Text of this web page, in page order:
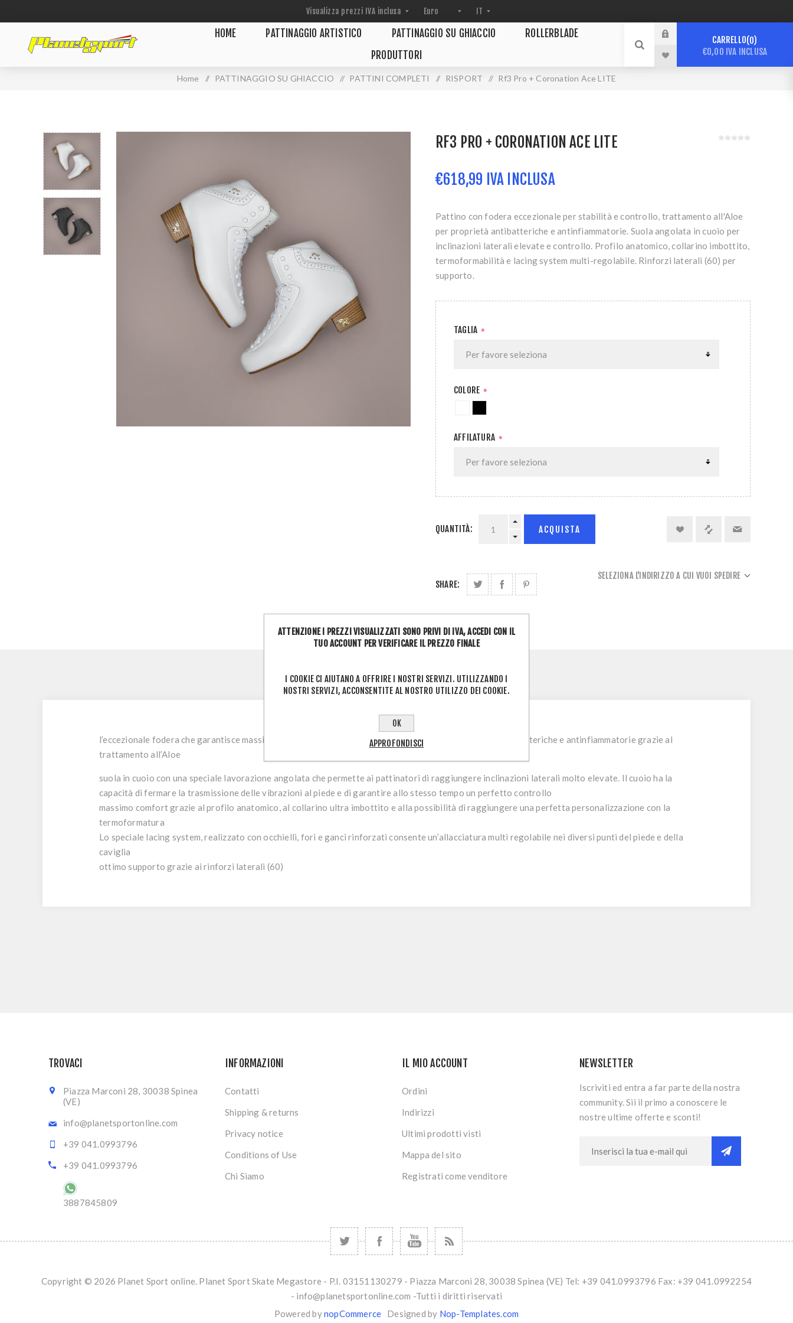
HOME PATTINAGGIO ARTISTICO PATTINAGGIO SU GHIACCIO
ROLLERBLADE
PRODUTTORI
CARRELLO 0
€0,00 IVA INCLUSA
Home / PATTINAGGIO SU GHIACCIO / PATTINI COMPLETI / RISPORT / Rf3 Pro + Coronation Ace LITE
RF3 PRO + CORONATION ACE LITE
€618,99 IVA INCLUSA
Pattino con fodera eccezionale per stabilità e controllo, trattamento all'Aloe
per proprietà antibatteriche e antinfiammatorie. Suola angolata in cuoio per
inclinazioni laterali elevate e controllo. Profilo anatomico, collarino imbottito,
termoformabilità e lacing system multi-regolabile. Rinforzi laterali (60) per
supporto.
TAGLIA *
COLORE *
AFFILATURA *
QUANTITÀ: ACQUISTA
SHARE:
SELEZIONA L'INDIRIZZO A CUI VUOI SPEDIRE
OVERVIEW REVIEWS CONTATTACI
l’eccezionale fodera che garantisce massima stabilità e massimo controllo del pattino, con proprietà antibatteriche e antinfiammatorie grazie al
trattamento all’Aloe
suola in cuoio con una speciale lavorazione angolata che permette ai pattinatori di raggiungere inclinazioni laterali molto elevate. Il cuoio ha la
capacità di fermare la trasmissione delle vibrazioni al piede e di garantire allo stesso tempo un perfetto controllo
massimo comfort grazie al profilo anatomico, al collarino ultra imbottito e alla possibilità di raggiungere una perfetta personalizzazione con la
termoformatura
Lo speciale lacing system, realizzato con occhielli, fori e ganci rinforzati consente un’allacciatura multi regolabile nei diversi punti del piede e della
caviglia
ottimo supporto grazie ai rinforzi laterali (60)
TROVACI
Piazza Marconi 28, 30038 Spinea
(VE)
info@planetsportonline.com
+39 041.0993796
+39 041.0993796
3887845809
INFORMAZIONI
Contatti
Shipping & returns
Privacy notice
Conditions of Use
Chi Siamo
IL MIO ACCOUNT
Ordini
Indirizzi
Ultimi prodotti visti
Mappa del sito
Registrati come venditore
NEWSLETTER
Iscriviti ed entra a far parte della nostra
community. Sii il primo a conoscere le
nostre ultime offerte e sconti!
Copyright © 2026 Planet Sport online. Planet Sport Skate Megastore - P.I. 03151130279 - Piazza Marconi 28, 30038 Spinea (VE) Tel: +39 041.0993796 Fax: +39 041.0992254
- info@planetsportonline.com -Tutti i diritti riservati
Powered bynopCommerce Designed by Nop-Templates.com
ATTENZIONE I PREZZI VISUALIZZATI SONO PRIVI DI IVA, ACCEDI CON IL
TUO ACCOUNT PER VERIFICARE IL PREZZO FINALE
I COOKIE CI AIUTANO A OFFRIRE I NOSTRI SERVIZI. UTILIZZANDO I
NOSTRI SERVIZI, ACCONSENTITE AL NOSTRO UTILIZZO DEI COOKIE.
OK
APPROFONDISCI